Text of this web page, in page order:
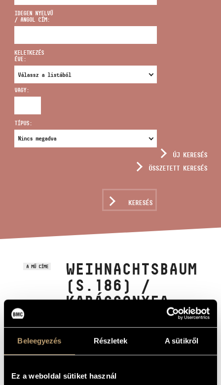
Beleegyezés Részletek A sütikről
Ez a weboldal sütiket használ
CÍM
infokozpont@bmc.hu
TELEFON
NYITVA TARTÁS
IDEGEN NYELVŰ
/ ANGOL CÍM:
KELETKEZÉS
ÉVE:
VAGY:
TÍPUS:
ÚJ KERESÉS
ÖSSZETETT KERESÉS
KERESÉS
A MŰ CÍME
WEIHNACHTSBAUM
(S.186) /
KARÁCSONYFA
ZENESZERZŐ
MAGYAR CÍM